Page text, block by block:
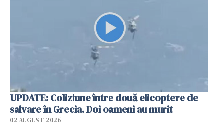
UPDATE: Coliziune între două elicoptere de
salvare în Grecia. Doi oameni au murit
02 AUGUST 2026